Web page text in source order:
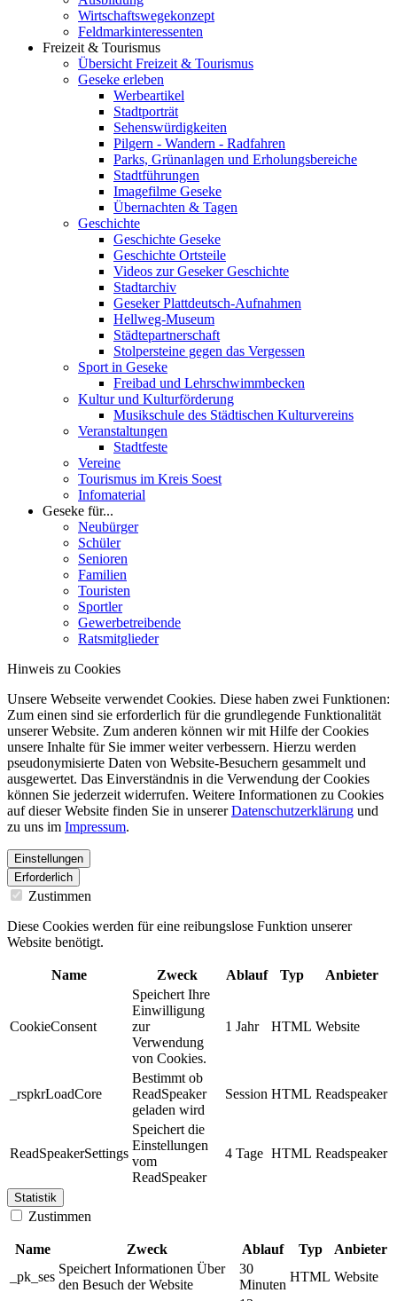
Wirtschaftswegekonzept
Feldmarkinteressenten
Freizeit & Tourismus
Übersicht Freizeit & Tourismus
Geseke erleben
Werbeartikel
Stadtporträt
Sehenswürdigkeiten
Pilgern - Wandern - Radfahren
Parks, Grünanlagen und Erholungsbereiche
Stadtführungen
Imagefilme Geseke
Übernachten & Tagen
Geschichte
Geschichte Geseke
Geschichte Ortsteile
Videos zur Geseker Geschichte
Stadtarchiv
Geseker Plattdeutsch-Aufnahmen
Hellweg-Museum
Städtepartnerschaft
Stolpersteine gegen das Vergessen
Sport in Geseke
Freibad und Lehrschwimmbecken
Kultur und Kulturförderung
Musikschule des Städtischen Kulturvereins
Veranstaltungen
Stadtfeste
Vereine
Tourismus im Kreis Soest
Infomaterial
Geseke für...
Neubürger
Schüler
Senioren
Familien
Touristen
Sportler
Gewerbetreibende
Ratsmitglieder
Hinweis zu Cookies
Unsere Webseite verwendet Cookies. Diese haben zwei Funktionen:
Zum einen sind sie erforderlich für die grundlegende Funktionalität
unserer Website. Zum anderen können wir mit Hilfe der Cookies
unsere Inhalte für Sie immer weiter verbessern. Hierzu werden
pseudonymisierte Daten von Website-Besuchern gesammelt und
ausgewertet. Das Einverständnis in die Verwendung der Cookies
können Sie jederzeit widerrufen. Weitere Informationen zu Cookies
auf dieser Website finden Sie in unsererDatenschutzerklärung und
zu uns im Impressum.
Einstellungen
Erforderlich
Zustimmen
Diese Cookies werden für eine reibungslose Funktion unserer
Website benötigt.
Name Zweck Ablauf Typ Anbieter
CookieConsent
Speichert Ihre
Einwilligung
zur
Verwendung
von Cookies.
1 Jahr HTML Website
_rspkrLoadCore
Bestimmt ob
ReadSpeaker
geladen wird
Session HTML Readspeaker
ReadSpeakerSettings
Speichert die
Einstellungen
vom
ReadSpeaker
4 Tage HTML Readspeaker
Statistik
Zustimmen
Name Zweck Ablauf Typ
Anbieter
_pk_ses
Speichert Informationen Über
den Besuch der Website
30
Minuten
HTML Website